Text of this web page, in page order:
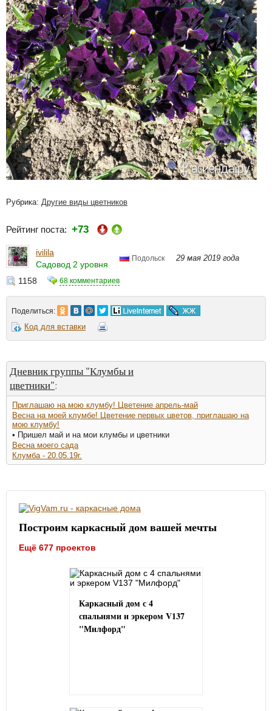
Рубрика: Другие виды цветников
Рейтинг поста: +73
ivilila
Садовод 2 уровня
Подольск 29 мая 2019 года
1158 68 комментариев
Поделиться:
Код для вставки
Дневник группы "Клумбы и
цветники":
Приглашаю на мою клумбу! Цветение апрель-май
Весна на моей клумбе! Цветение первых цветов, приглашаю на
мою клумбу!
• Пришел май и на мои клумбы и цветники
Весна моего сада
Клумба - 20.05.19г.
Построим каркасный дом вашей мечты
Ещё 677 проектов
Каркасный дом с 4
спальнями и эркером V137
"Милфорд"